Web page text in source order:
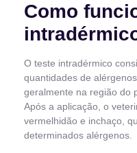
Como
O teste intradérmico
quantidades de
geralmente na região do
Após a aplicação, o
vermelhidão e inchaço,
determinados alérgenos.